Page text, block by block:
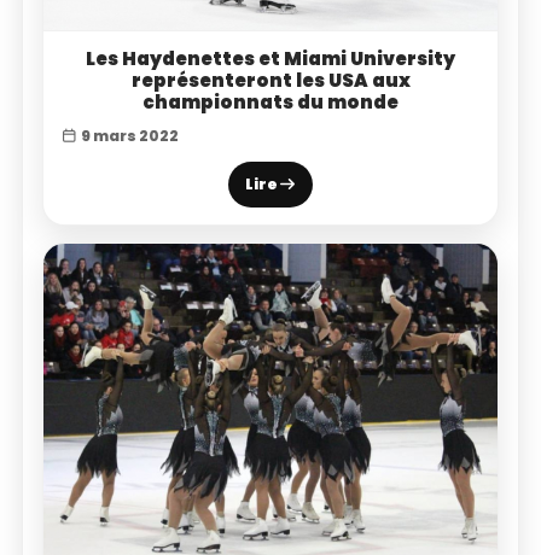
Les Haydenettes et Miami University
représenteront les USA aux
championnats du monde
9 mars 2022
Lire